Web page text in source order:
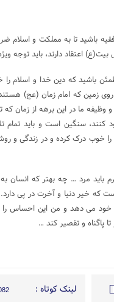
باشید تا به مملکت و اسلام
اعتقاد دارند، باید توجه
باشید که دین خدا و اسلام
زمین که امام زمان (عج)
ما در این برهه از زمان که
کنند، سنگین است و باید تمام
خوب درک کرده و در زندگی و
باید مرد … چه بهتر که
که خیر دنیا و آخرت در پی
می دهد و من این احساس را
پاگناه و تقصیر کند …
لینک کوتاه :